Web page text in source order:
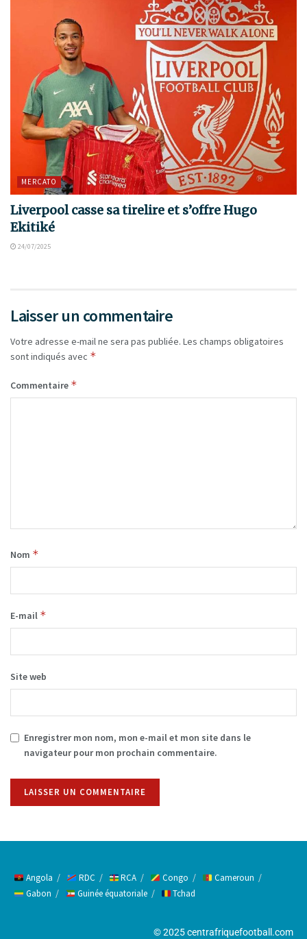
MERCATO
Liverpool casse sa tirelire et s’offre Hugo
Ekitiké
24/07/2025
Laisser un commentaire
Votre adresse e-mail ne sera pas publiée. Les champs obligatoires
sont indiqués avec *
Commentaire *
Nom *
E-mail *
Site web
Enregistrer mon nom, mon e-mail et mon site dans le
navigateur pour mon prochain commentaire.
Angola RDC RCA Congo
Cameroun
Gabon
Guinée équatoriale Tchad
© 2025 centrafriquefootball.com